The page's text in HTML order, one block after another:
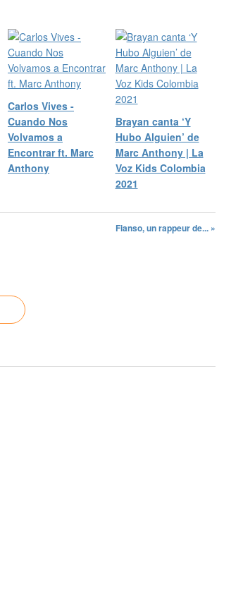
Carlos Vives -
Cuando Nos
Volvamos a
Encontrar ft. Marc
Anthony
Brayan canta ‘Y
Hubo Alguien’ de
Marc Anthony | La
Voz Kids Colombia
2021
Fianso, un rappeur de... »